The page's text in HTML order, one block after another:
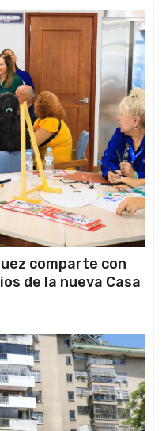
comparte con
de la nueva Casa
en Caracas